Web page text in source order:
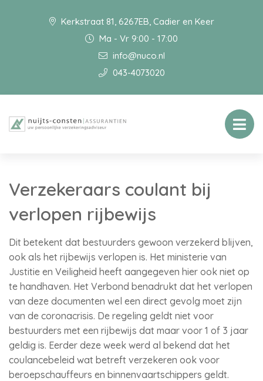
Kerkstraat 81, 6267EB, Cadier en Keer
Ma - Vr 9:00 - 17:00
info@nuco.nl
043-4073020
Verzekeraars coulant bij
verlopen rijbewijs
Dit betekent dat bestuurders gewoon verzekerd blijven,
ook als het rijbewijs verlopen is. Het ministerie van
Justitie en Veiligheid heeft aangegeven hier ook niet op
te handhaven. Het Verbond benadrukt dat het verlopen
van deze documenten wel een direct gevolg moet zijn
van de coronacrisis. De regeling geldt niet voor
bestuurders met een rijbewijs dat maar voor 1 of 3 jaar
geldig is. Eerder deze week werd al bekend dat het
coulancebeleid wat betreft verzekeren ook voor
beroepschauffeurs en binnenvaartschippers geldt.